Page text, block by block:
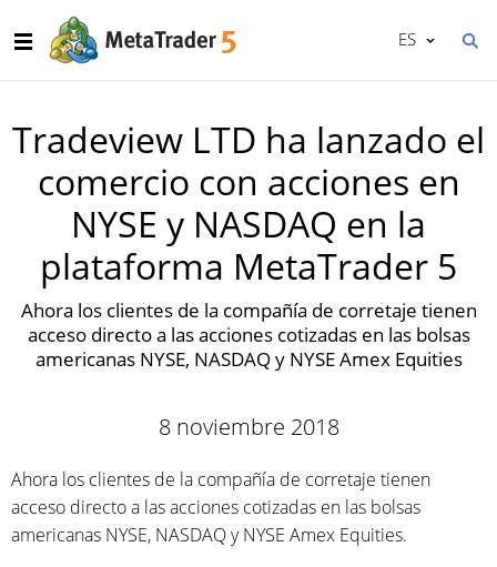
ES
Tradeview LTD ha lanzado el
comercio con acciones en
NYSE y NASDAQ en la
plataforma MetaTrader 5
Ahora los clientes de la compañía de corretaje tienen
acceso directo a las acciones cotizadas en las bolsas
americanas NYSE, NASDAQ y NYSE Amex Equities
8 noviembre 2018
Ahora los clientes de la compañía de corretaje tienen
acceso directo a las acciones cotizadas en las bolsas
americanas NYSE, NASDAQ y NYSE Amex Equities.